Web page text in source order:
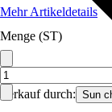
Verkauf durch: Sun
Mehr Artikeldetails
Menge (ST)